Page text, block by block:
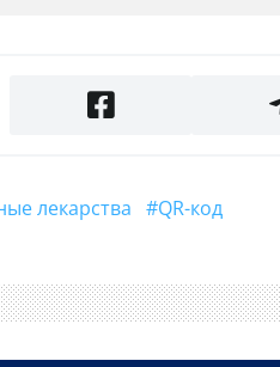
лекарства #QR-код